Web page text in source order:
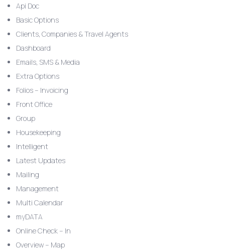
Api Doc
Basic Options
Clients, Companies & Travel Agents
Dashboard
Emails, SMS & Media
Extra Options
Folios – Invoicing
Front Office
Group
Housekeeping
Intelligent
Latest Updates
Mailing
Management
Multi Calendar
myDATA
Online Check – In
Overview – Map